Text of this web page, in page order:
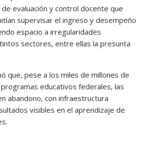
evaluación y control docente que
supervisar el ingreso y desempeño
espacio a irregularidades
sectores, entre ellas la presunta
que, pese a los miles de millones de
educativos federales, las
abandono, con infraestructura
visibles en el aprendizaje de